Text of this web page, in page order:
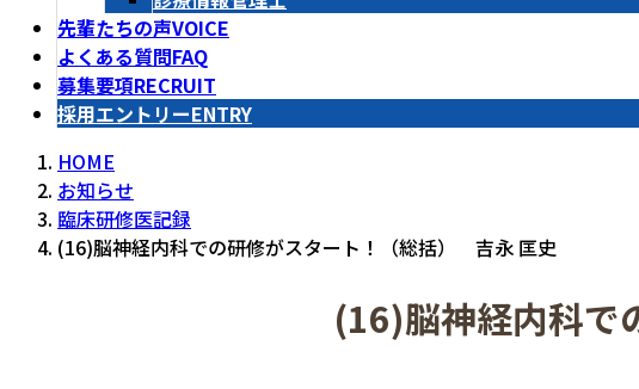
先輩たちの声VOICE
よくある質問FAQ
募集要項RECRUIT
採用エントリーENTRY
HOME
お知らせ
臨床研修医記録
(16)脳神経内科での研修がスタート！（総括） 吉永 匡史
(16)脳神経内科